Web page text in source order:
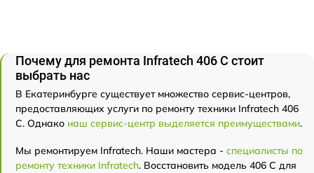
Почему для ремонта Infratech 406 С стоит
выбрать нас
В Екатеринбурге существует множество сервис-центров,
предоставляющих услуги по ремонту техники Infratech 406
С. Однако наш сервис-центр выделяется преимуществами.
Мы ремонтируем Infratech. Наши мастера - специалисты по
ремонту техники Infratech. Восстановить модель 406 С для